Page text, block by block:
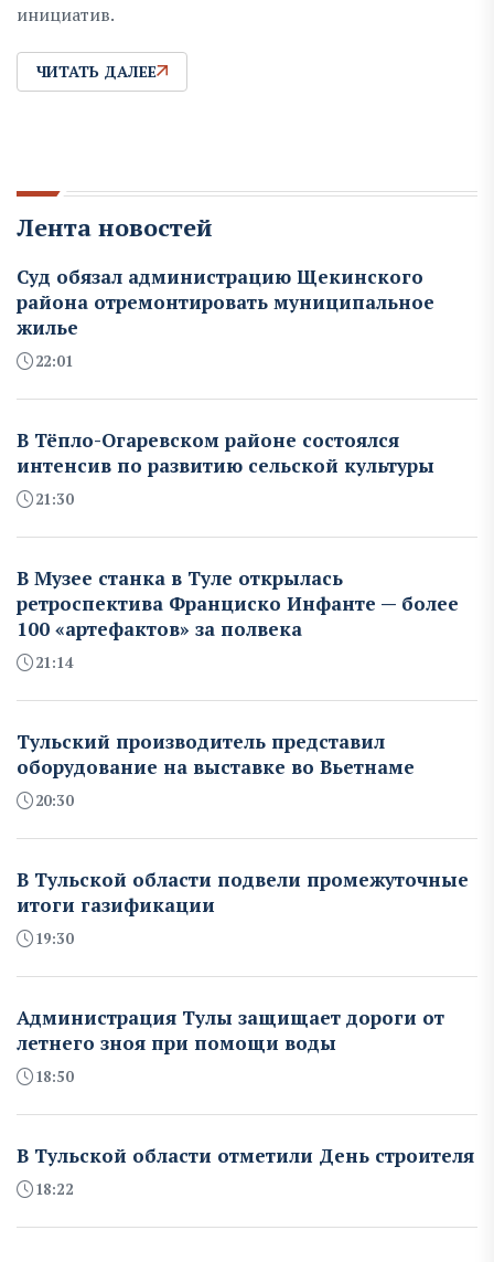
инициатив.
ЧИТАТЬ ДАЛЕЕ
Лента новостей
Суд обязал администрацию Щекинского
района отремонтировать муниципальное
жилье
22:01
В Тёпло-Огаревском районе состоялся
интенсив по развитию сельской культуры
21:30
В Музее станка в Туле открылась
ретроспектива Франциско Инфанте — более
100 «артефактов» за полвека
21:14
Тульский производитель представил
оборудование на выставке во Вьетнаме
20:30
В Тульской области подвели промежуточные
итоги газификации
19:30
Администрация Тулы защищает дороги от
летнего зноя при помощи воды
18:50
В Тульской области отметили День строителя
18:22